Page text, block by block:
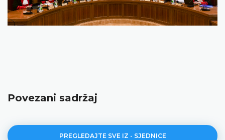
Povezani sadržaj
PREGLEDAJTE SVE IZ - SJEDNICE